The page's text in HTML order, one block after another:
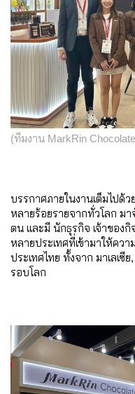
(ทีมงาน MarkRin
บรรกาศภายในงานเต็มไปด้
หลายร้อยรายจากทั่วโลก ม
ตน และมี นักธุรกิจ เจ้าของ
หลายประเทศที่เข้ามาให้คว
ประเทศไทย ทั้งจาก มาเลเ
รอบโลก